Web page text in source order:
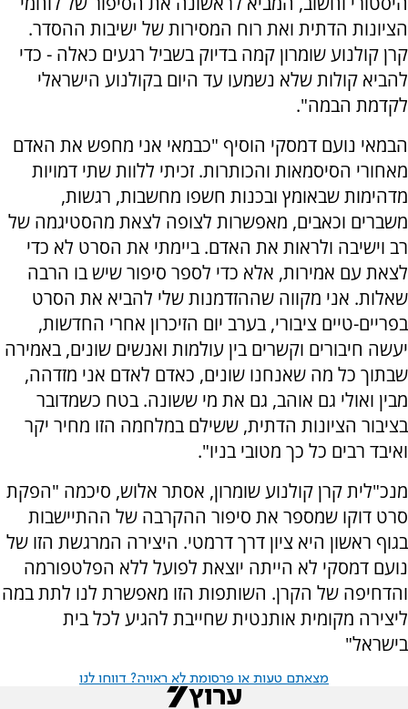
הציונות הדתית ואת רוח המסירות של ישיבות ההסדר.
קרן קולנוע שומרון קמה בדיוק בשביל רגעים כאלה - כדי
להביא קולות שלא נשמעו עד היום בקולנוע הישראלי
לקדמת הבמה".
הבמאי נועם דמסקי הוסיף "כבמאי אני מחפש את האדם
מאחורי הסיסמאות והכותרות. זכיתי ללוות שתי דמויות
מדהימות שבאומץ ובכנות חשפו מחשבות, רגשות,
משברים וכאבים, מאפשרות לצופה לצאת מהסטיגמה של
רב וישיבה ולראות את האדם. ביימתי את הסרט לא כדי
לצאת עם אמירות, אלא כדי לספר סיפור שיש בו הרבה
שאלות. אני מקווה שההזדמנות שלי להביא את הסרט
בפריים-טיים ציבורי, בערב יום הזיכרון אחרי החדשות,
יעשה חיבורים וקשרים בין עולמות ואנשים שונים, באמירה
שבתוך כל מה שאנחנו שונים, כאדם לאדם אני מזדהה,
מבין ואולי גם אוהב, גם את מי ששונה. בטח כשמדובר
בציבור הציונות הדתית, ששילם במלחמה הזו מחיר יקר
ואיבד רבים כל כך מטובי בניו".
מנכ"לית קרן קולנוע שומרון, אסתר אלוש, סיכמה "הפקת
סרט דוקו שמספר את סיפור ההקרבה של ההתיישבות
בגוף ראשון היא ציון דרך דרמטי. היצירה המרגשת הזו של
נועם דמסקי לא הייתה יוצאת לפועל ללא הפלטפורמה
והדחיפה של הקרן. השותפות הזו מאפשרת לנו לתת במה
ליצירה מקומית אותנטית שחייבת להגיע לכל בית
בישראל"
מצאתם טעות או פרסומת לא ראויה? דווחו לנו